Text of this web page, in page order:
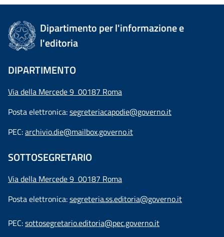
Dipartimento per l'informazione e
l'editoria
DIPARTIMENTO
Via della Mercede 9 00187 Roma
Posta elettronica:segreteriacapodie@governo.it
PEC:archivio.die@mailbox.governo.it
SOTTOSEGRETARIO
Via della Mercede 9 00187 Roma
Posta elettronica:segreteria.ss.editoria@governo.it
PEC:sottosegretario.editoria@pec.governo.it